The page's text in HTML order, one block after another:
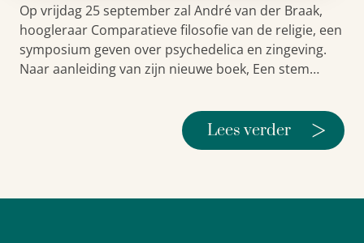
Op vrijdag 25 september zal André van der Braak,
hoogleraar Comparatieve filosofie van de religie, een
symposium geven over psychedelica en zingeving.
Naar aanleiding van zijn nieuwe boek, Een stem…
Lees verder >